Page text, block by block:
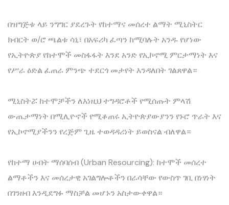
‎በዝግጅቱ ላይ ንግግር ያደረጉት የከተማና መሰረተ ልማት ሚኒስትር
ክብርት ወ/ሮ ጫልቱ ሳኒ፣ በአፍሪካ ፈጣን ከሚባሉት አንዱ የሆነው
የኢትዮጵያ የከተሞች መስፋፋት እንደ አንድ የኢኮኖሚ ምርታማነት እና
የሥራ ዕድል ፈጠራ ምንጭ ተደርጎ መታየት እንዳለበት ገልጸዋል።
‎ሚኒስትሯ ከተሞቻችን ለእነዚህ ተግዳሮቶች የሚሰጡት ምላሽ
ውጤታማነት በሚሊዮኖች የሚቆጠሩ ኢትዮጵያውያንን የኑሮ ጥራት እና
የኢኮኖሚያችንን የረጅም ጊዜ ተወዳዳሪነት ይወስናል ብለዋል።
‎የከተማ ሀብት ማሰባሰብ (Urban Resourcing): ከተሞች መሰረተ
ልማቶችን እና መሰረታዊ አገልግሎቶችን በራሳቸው የውስጥ ገቢ በነፃነት
በገንዘብ እንዲደግፉ ማስቻል መሆኑን አስታውቀዋል።